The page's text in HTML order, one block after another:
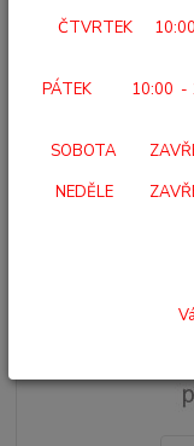
ČTVRTEK
PÁTEK 10:00 -
SOBOTA
NEDĚLE